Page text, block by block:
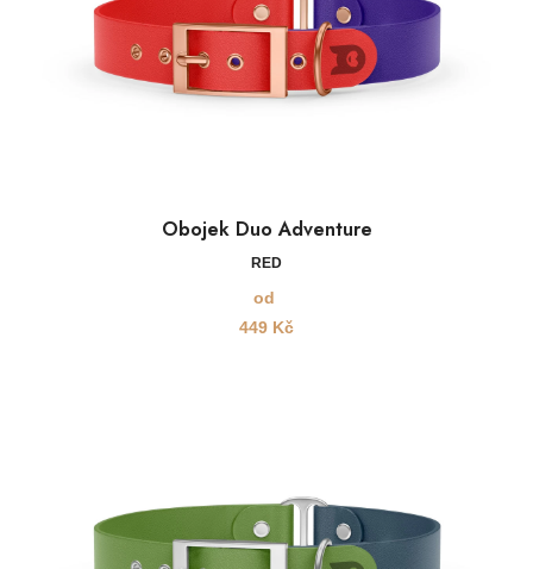
Obojek Duo Adventure
RED
od
449 Kč